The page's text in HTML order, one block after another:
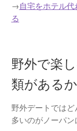
→自宅をホテル
る
野外で楽
類があるか
野外デートでは
多いのがノーパン